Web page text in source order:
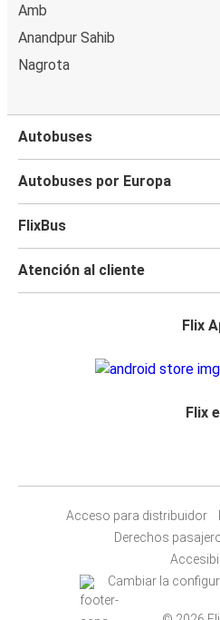
Amb
Anandpur Sahib
Nagrota
Autobuses
Autobuses por Europa
FlixBus
Atención al cliente
Flix
Flix
Acceso para distribuidor
Derechos
Cambiar la